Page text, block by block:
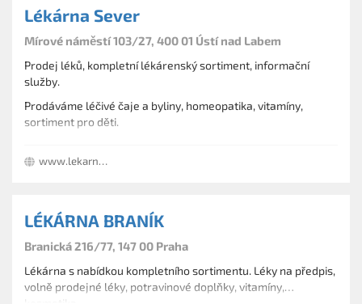
Lékárna Sever
Mírové náměstí 103/27, 400 01 Ústí nad Labem
Prodej léků, kompletní lékárenský sortiment, informační
služby.
Prodáváme léčivé čaje a byliny, homeopatika, vitamíny,
sortiment pro děti.
dentální a veterinární přípravky.
www.lekarnasever.cz
LÉKÁRNA BRANÍK
Branická 216/77, 147 00 Praha
Lékárna s nabídkou kompletního sortimentu. Léky na předpis,
volně prodejné léky, potravinové doplňky, vitamíny,